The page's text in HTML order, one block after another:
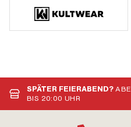
SPÄTER FEIERABEND?
BIS 20:00 UHR